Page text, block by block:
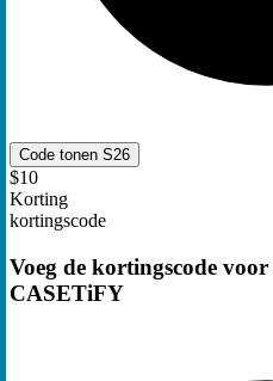
Code tonen S26
$10
Korting
kortingscode
Voeg de kortingscode voor
CASETiFY